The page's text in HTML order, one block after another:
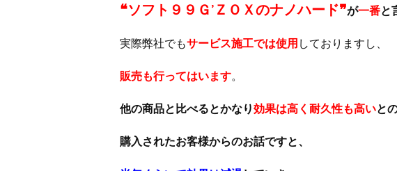
❝ソフト９９Ｇ’ＺＯＸのナノハード❞が一番と
実際弊社でもサービス施工では使用 しておりますし、
販売も行ってはいます。
他の商品と比べるとかなり効果は高く耐久性も高いと
購入されたお客様からのお話ですと、